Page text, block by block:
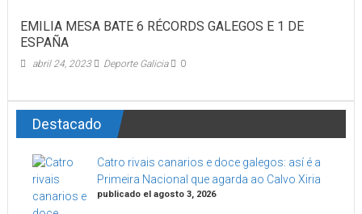
EMILIA MESA BATE 6 RÉCORDS GALEGOS E 1 DE
ESPAÑA
abril 24, 2023 Deporte Galicia 0
Destacado
Catro rivais canarios e doce galegos: así é a
Primeira Nacional que agarda ao Calvo Xiria
publicado el agosto 3, 2026